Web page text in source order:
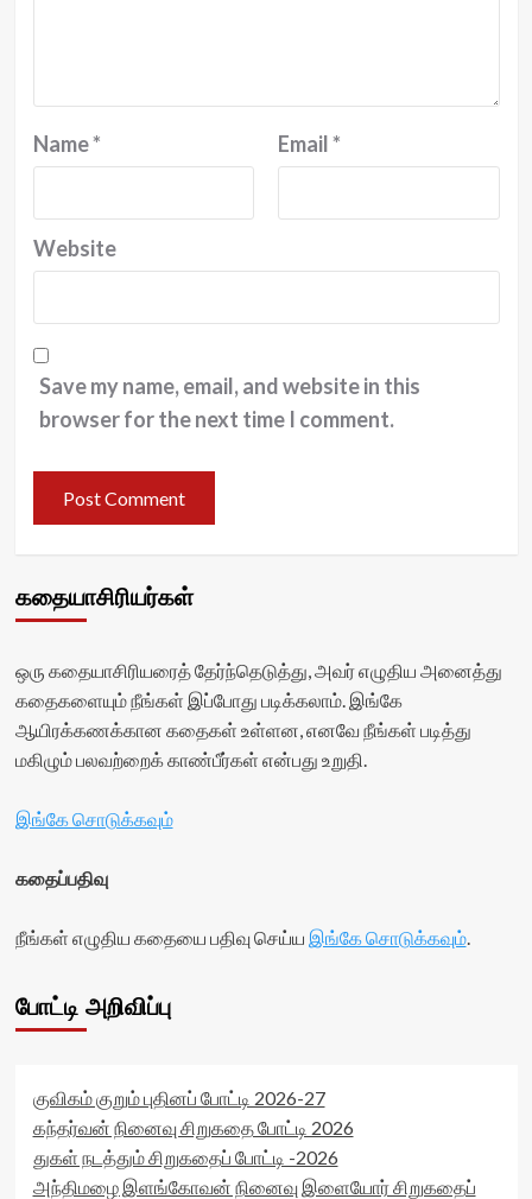
Name* Email*
Website
Save my name, email, and website in this
browser for the next time I comment.
கதையாசிரியர்கள்
ஒரு கதையாசிரியரைத் தேர்ந்தெடுத்து, அவர் எழுதிய அனைத்து
கதைகளையும் நீங்கள் இப்போது படிக்கலாம். இங்கே
ஆயிரக்கணக்கான கதைகள் உள்ளன, எனவே நீங்கள் படித்து
மகிழும் பலவற்றைக் காண்பீர்கள் என்பது உறுதி.
இங்கே சொடுக்கவும்
கதைப்பதிவு
நீங்கள் எழுதிய கதையை பதிவு செய்ய இங்கே சொடுக்கவும்.
போட்டி அறிவிப்பு
குவிகம் குறும் புதினப் போட்டி 2026-27
கந்தர்வன் நினைவு சிறுகதை போட்டி 2026
துகள் நடத்தும் சிறுகதைப் போட்டி -2026
அந்திமழை இளங்கோவன் நினைவு இளையோர் சிறுகதைப்